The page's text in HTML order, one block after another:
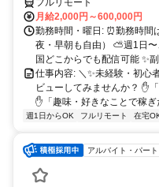
月給2,000円～600,000円
勤務時間・曜日: ⏰勤務時間
夜・早朝も自由） ⛅週1日
国どこからでも配信可能 ✨
仕事内容: ＼✨未経験・初心
ビューしてみませんか？ ✋
✋「趣味・好きなことで稼
週1日からOK フルリモート 在宅
アルバイト・パート